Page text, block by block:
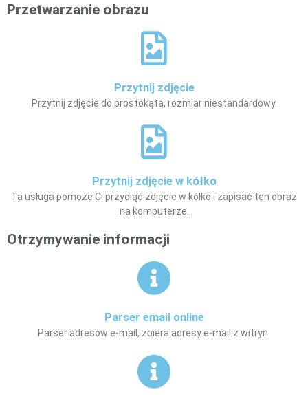
Przetwarzanie obrazu
Przytnij zdjęcie
Przytnij zdjęcie do prostokąta, rozmiar niestandardowy.
Przytnij zdjęcie w kółko
Ta usługa pomoże Ci przyciąć zdjęcie w kółko i zapisać ten obraz
na komputerze.
Otrzymywanie informacji
Parser email online
Parser adresów e-mail, zbiera adresy e-mail z witryn.